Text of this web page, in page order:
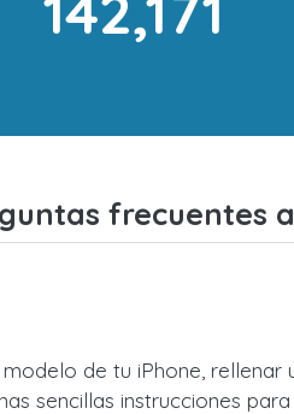
frecuentes
de tu iPhone,
sencillas instrucciones para